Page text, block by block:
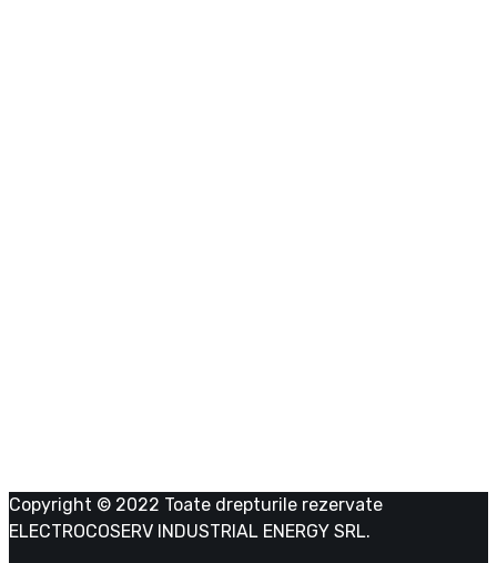
Copyright © 2022 Toate drepturile rezervate
ELECTROCOSERV INDUSTRIAL ENERGY SRL.